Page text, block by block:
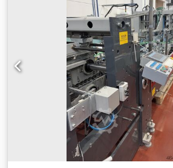
végső hajtási egységben - Harmadik
egységeken - Kamera az
szakasz bejáratának ellenőrzésére -
pozíciójelzéssel - Elektronikus
sarokú dobozokhoz - Pneumatikus
mikrohullámú, önzáró aljú dobozokhoz
OPC UA adatok megosztásához -
hajtórendszer az önzáró aljakhoz -
- ERO hidegragasztó rendszer (3
ragasztóhenger tartállyal)